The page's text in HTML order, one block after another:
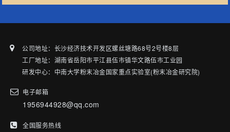
公司地址：长沙经济技术开发区螺丝塘路68号2号楼8层
工厂地址：湖南省岳阳市平江县伍市镇华文路伍市工业园
研发中心：中南大学粉末冶金国家重点实验室(粉末冶金研究院)
电子邮箱
1956944928@qq.com
全国服务热线